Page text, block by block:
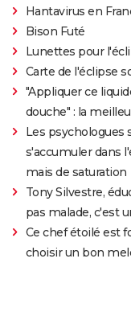
Hantavirus en
Bison Futé
Lunettes pour
Carte de l'éclipse
"Appliquer ce
douche" : la
Les psychologues
s'accumuler dans
mais de saturation
Tony Silvestre,
pas malade, c'est
Ce chef étoilé est
choisir un bon